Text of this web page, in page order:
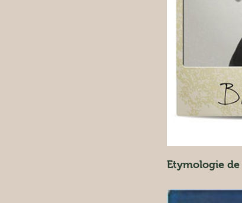
Etymologie